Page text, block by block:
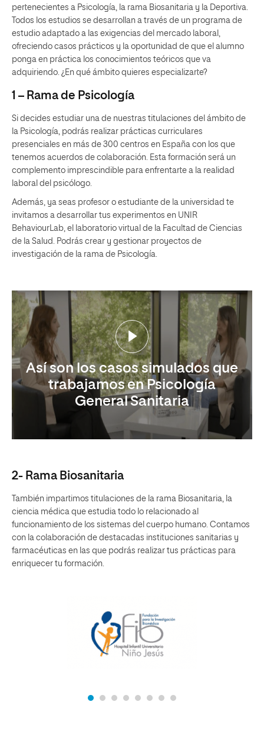
pertenecientes a Psicología, la rama Biosanitaria y la Deportiva.
Todos los estudios se desarrollan a través de un programa de
estudio adaptado a las exigencias del mercado laboral,
ofreciendo casos prácticos y la oportunidad de que el alumno
ponga en práctica los conocimientos teóricos que va
adquiriendo. ¿En qué ámbito quieres especializarte?
1 – Rama de Psicología
Si decides estudiar una de nuestras titulaciones del ámbito de
la Psicología, podrás realizar prácticas curriculares
presenciales en más de 300 centros en España con los que
tenemos acuerdos de colaboración. Esta formación será un
complemento imprescindible para enfrentarte a la realidad
laboral del psicólogo.
Además, ya seas profesor o estudiante de la universidad te
invitamos a desarrollar tus experimentos en UNIR
BehaviourLab, el laboratorio virtual de la Facultad de Ciencias
de la Salud. Podrás crear y gestionar proyectos de
investigación de la rama de Psicología.
Así son los casos simulados que
trabajamos en Psicología
General Sanitaria
2- Rama Biosanitaria
También impartimos titulaciones de la rama Biosanitaria, la
ciencia médica que estudia todo lo relacionado al
funcionamiento de los sistemas del cuerpo humano. Contamos
con la colaboración de destacadas instituciones sanitarias y
farmacéuticas en las que podrás realizar tus prácticas para
enriquecer tu formación.